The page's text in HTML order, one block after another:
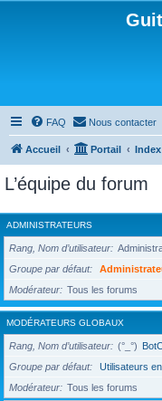
FAQ Nous contacter
Accueil Portail
L’équipe du forum
ADMINISTRATEURS
Rang, Nom d’utilisateur
Groupe par défaut
Modérateur
Tous les forums
MODÉRATEURS GLOBAUX
Rang, Nom d’utilisateur (°_°)
Groupe par défaut
Utilisateurs
Modérateur
Tous les forums